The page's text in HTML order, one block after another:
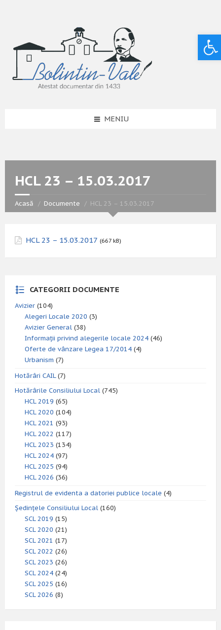
MENIU
HCL 23 – 15.03.2017
Acasă Documente HCL 23 – 15.03.2017
HCL 23 – 15.03.2017 (667 kB)
CATEGORII DOCUMENTE
Avizier (104)
Alegeri Locale 2020 (3)
Avizier General (38)
Informații privind alegerile locale 2024 (46)
Oferte de vânzare Legea 17/2014 (4)
Urbanism (7)
Hotărâri CAIL(7)
Hotărârile Consiliului Local (745)
HCL 2019 (65)
HCL 2020 (104)
HCL 2021 (93)
HCL 2022 (117)
HCL 2023 (134)
HCL 2024 (97)
HCL 2025 (94)
HCL 2026 (36)
Registrul de evidenta a datoriei publice locale (4)
Ședințele Consiliului Local (160)
SCL 2019 (15)
SCL 2020 (21)
SCL 2021 (17)
SCL 2022 (26)
SCL 2023 (26)
SCL 2024 (24)
SCL 2025 (16)
SCL 2026 (8)
Deschide bara de unelte